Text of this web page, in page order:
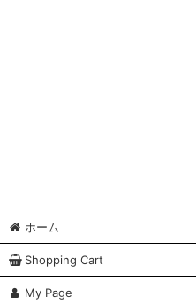
ホーム
Shopping Cart
My Page